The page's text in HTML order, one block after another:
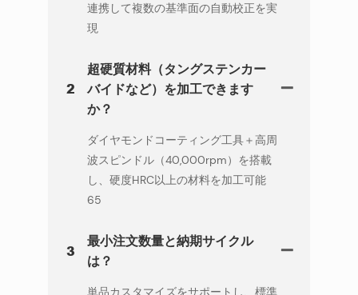
連携して複数の基準面の自動校正を実
現
2
超硬質材料（タングステンカー
バイドなど）を加工できます
か？
ダイヤモンドコーティング工具＋高周
波スピンドル（40,000rpm）を搭載
し、硬度HRC以上の材料を加工可能
65
3
最小注文数量と納期サイクル
は？